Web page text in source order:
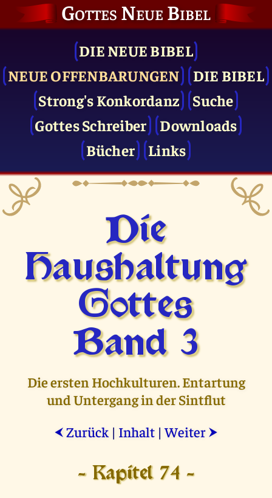
Gottes Neue Bibel
DIE NEUE BIBEL
NEUE OFFENBARUNGEN
DIE BIBEL
Strong's Konkordanz
Suche
Gottes Schreiber
Downloads
Bücher
Links
Die
Haushaltung
Gottes
Band 3
Die ersten Hochkulturen. Entartung
und Untergang in der Sintflut
⮜ Zurück | Inhalt |Weiter ⮞
- Kapitel 74 -